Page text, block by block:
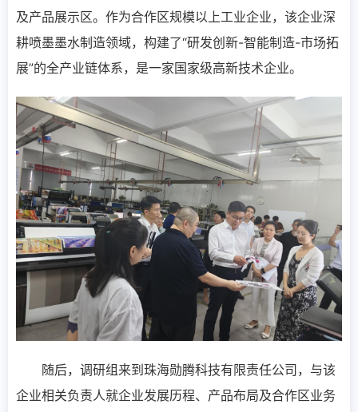
及产品展示区。作为合作区规模以上工业企业，该企业深
耕喷墨墨水制造领域，构建了“研发创新-智能制造-市场拓
展”的全产业链体系，是一家国家级高新技术企业。
随后，调研组来到珠海勋腾科技有限责任公司，与该
企业相关负责人就企业发展历程、产品布局及合作区业务